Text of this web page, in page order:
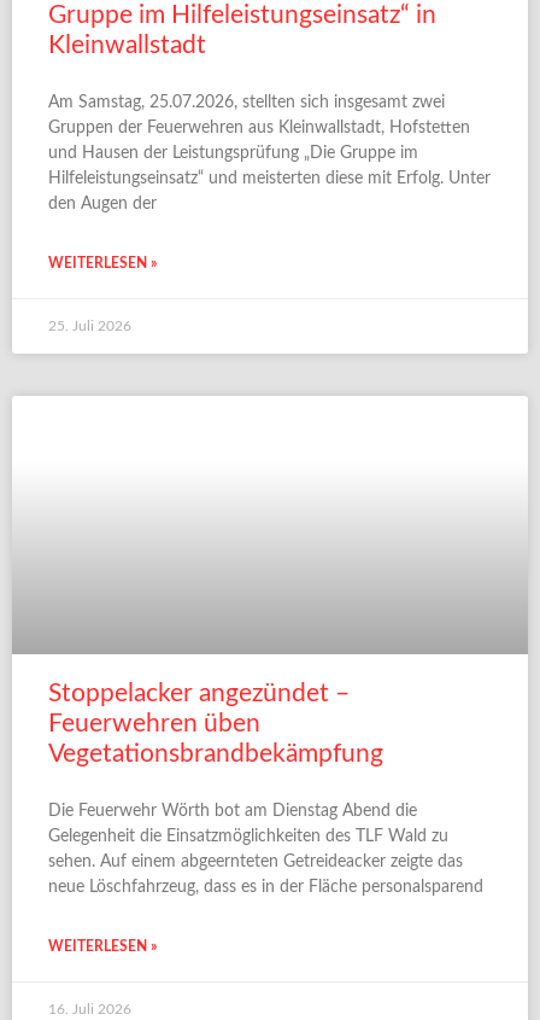
Gruppe im Hilfeleistungseinsatz“ in
Kleinwallstadt
Am Samstag, 25.07.2026, stellten sich insgesamt zwei
Gruppen der Feuerwehren aus Kleinwallstadt, Hofstetten
und Hausen der Leistungsprüfung „Die Gruppe im
Hilfeleistungseinsatz“ und meisterten diese mit Erfolg. Unter
den Augen der
WEITERLESEN »
25. Juli 2026
Stoppelacker angezündet –
Feuerwehren üben
Vegetationsbrandbekämpfung
Die Feuerwehr Wörth bot am Dienstag Abend die
Gelegenheit die Einsatzmöglichkeiten des TLF Wald zu
sehen. Auf einem abgeernteten Getreideacker zeigte das
neue Löschfahrzeug, dass es in der Fläche personalsparend
WEITERLESEN »
16. Juli 2026